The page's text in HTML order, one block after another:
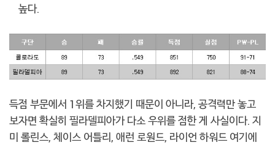
높다.
득점 부문에서 1위를 차지했기 때문이 아니라, 공격력만 놓고
보자면 확실히 필라델피아가 다소 우위를 점한 게 사실이다. 지
미 롤린스, 체이스 어틀리, 애런 로원드, 라이언 하워드 여기에